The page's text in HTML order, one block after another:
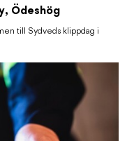
Ödeshög
till Sydveds klippdag i